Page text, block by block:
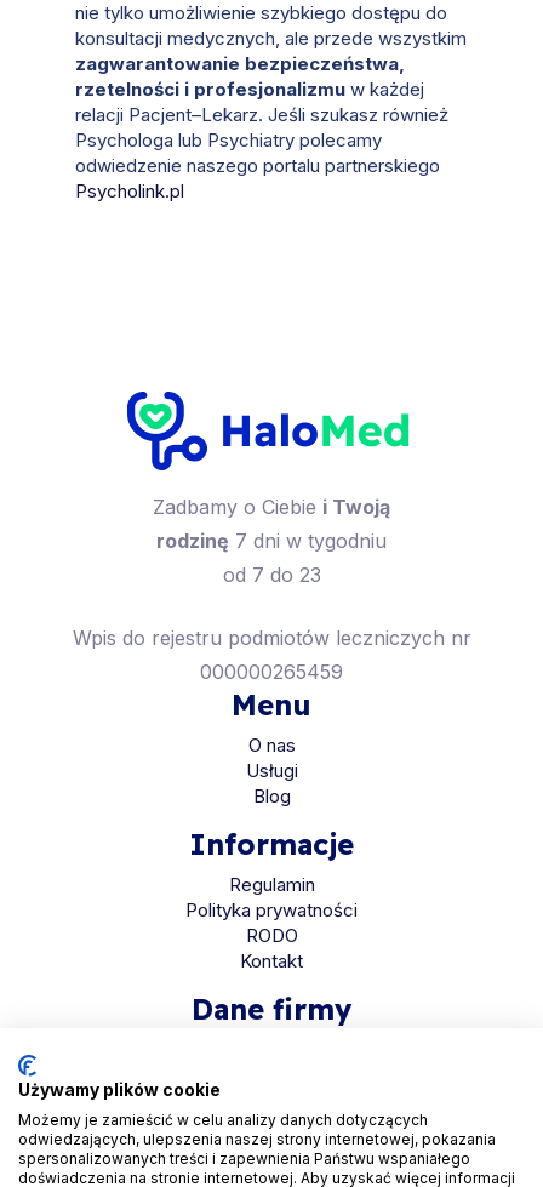
nie tylko umożliwienie szybkiego dostępu do
konsultacji medycznych, ale przede wszystkim
zagwarantowanie bezpieczeństwa,
rzetelności i profesjonalizmu w każdej
relacji Pacjent–Lekarz. Jeśli szukasz również
Psychologa lub Psychiatry polecamy
odwiedzenie naszego portalu partnerskiego
Psycholink.pl
Zadbamy o Ciebie i Twoją
rodzinę 7 dni w tygodniu
od 7 do 23
Wpis do rejestru podmiotów leczniczych nr
000000265459
Menu
O nas
Usługi
Blog
Informacje
Regulamin
Polityka prywatności
RODO
Kontakt
Dane firmy
ul. Bolkowska 2D
01-466 Warszawa
KRS 0001048558
REGON 525935069
Używamy plików cookie
Możemy je zamieścić w celu analizy danych dotyczących
odwiedzających, ulepszenia naszej strony internetowej, pokazania
spersonalizowanych treści i zapewnienia Państwu wspaniałego
doświadczenia na stronie internetowej. Aby uzyskać więcej informacji